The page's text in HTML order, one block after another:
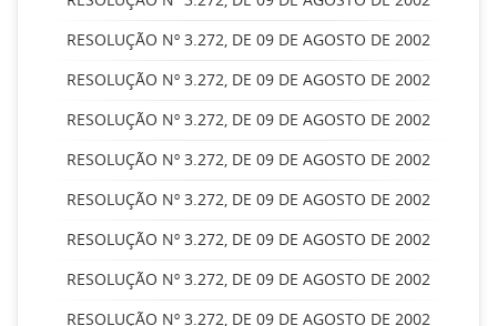
RESOLUÇÃO Nº 3.272, DE 09 DE AGOSTO DE 2002
RESOLUÇÃO Nº 3.272, DE 09 DE AGOSTO DE 2002
RESOLUÇÃO Nº 3.272, DE 09 DE AGOSTO DE 2002
RESOLUÇÃO Nº 3.272, DE 09 DE AGOSTO DE 2002
RESOLUÇÃO Nº 3.272, DE 09 DE AGOSTO DE 2002
RESOLUÇÃO Nº 3.272, DE 09 DE AGOSTO DE 2002
RESOLUÇÃO Nº 3.272, DE 09 DE AGOSTO DE 2002
RESOLUÇÃO Nº 3.272, DE 09 DE AGOSTO DE 2002